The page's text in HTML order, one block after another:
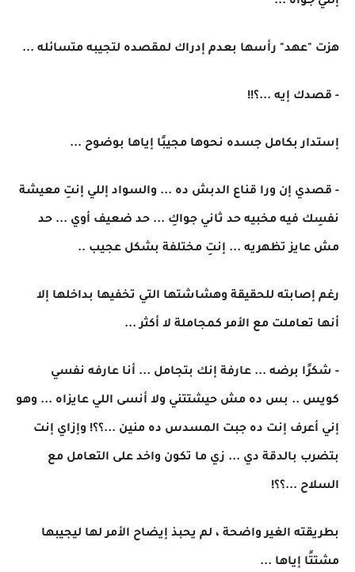
هزت "عهد" رأسها بعدم إدراك لمقصده لتجيبه متسائله ...
- قصدك إيه ...؟!!
إستدار بكامل جسده نحوها مجيبًا إياها بوضوح ...
- قصدي إن ورا قناع الدبش ده ... والسواد إللي إنتِ معيشة
نفسِك فيه مخبيه حد ثاني جواكِ ... حد ضعيف أوي ... حد
مش عايز تظهريه ... إنتِ مختلفة بشكل عجيب ..
رغم إصابته للحقيقة وهشاشتها التي تخفيها بداخلها إلا
أنها تعاملت مع الأمر كمجاملة لا أكثر ...
- شكرًا برضه ... عارفة إنك بتجامل ... أنا عارفه نفسي
كويس .. بس ده مش حيشتتني ولا أنسى اللي عايزاه ... وهو
إني أعرف إنت ده جبت المسدس ده منين ...؟؟! وإزاي إنت
بتضرب بالدقة دي ... زي ما تكون واخد على التعامل مع
السلاح ...؟؟!
بطريقته الغير واضحة ، لم يحبذ إيضاح الأمر لها ليجيبها
مشتتًا إياها ...